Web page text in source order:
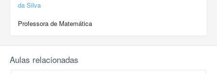
Professora de Matemática
Aulas relacionadas